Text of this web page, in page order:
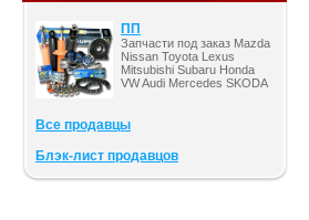
ПП
Запчасти под заказ Mazda
Nissan Toyota Lexus
Mitsubishi Subaru Honda
VW Audi Mercedes SKODA
Все продавцы
Блэк-лист продавцов